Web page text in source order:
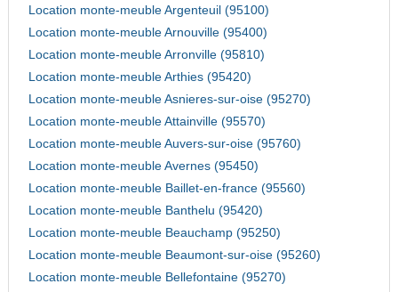
Location monte-meuble Argenteuil (95100)
Location monte-meuble Arnouville (95400)
Location monte-meuble Arronville (95810)
Location monte-meuble Arthies (95420)
Location monte-meuble Asnieres-sur-oise (95270)
Location monte-meuble Attainville (95570)
Location monte-meuble Auvers-sur-oise (95760)
Location monte-meuble Avernes (95450)
Location monte-meuble Baillet-en-france (95560)
Location monte-meuble Banthelu (95420)
Location monte-meuble Beauchamp (95250)
Location monte-meuble Beaumont-sur-oise (95260)
Location monte-meuble Bellefontaine (95270)